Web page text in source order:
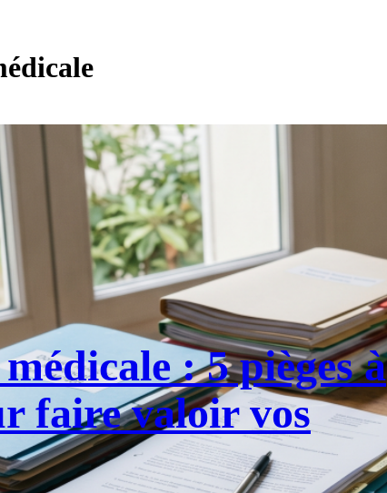
: 5 pièges à
faire valoir vos